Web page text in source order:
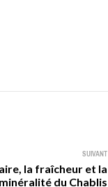
SUIVANT
la fraîcheur et la
minéralité du Chablis